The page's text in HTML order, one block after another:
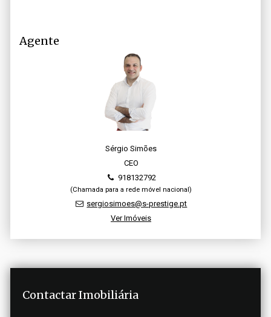
Agente
Sérgio Simões
CEO
918132792
(Chamada para a rede móvel nacional)
sergiosimoes@s-prestige.pt
Ver Imóveis
Contactar Imobiliária